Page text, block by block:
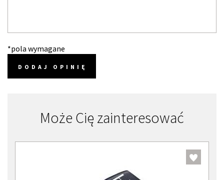
*pola wymagane
DODAJ OPINIĘ
Może Cię zainteresować